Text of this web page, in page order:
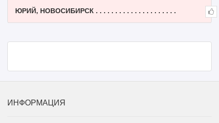
ЮРИЙ, НОВОСИБИРСК . . . . . . . . . . . . . . . . . . . . .
ИНФОРМАЦИЯ